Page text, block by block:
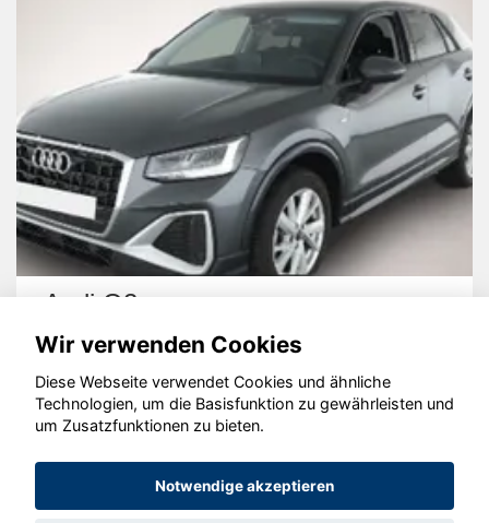
Audi A3
© konjunkturmotor.de GmbH 2020 - 2026
Wir verwenden Cookies
Diese Webseite verwendet Cookies und ähnliche
Technologien, um die Basisfunktion zu gewährleisten und
um Zusatzfunktionen zu bieten.
Notwendige akzeptieren